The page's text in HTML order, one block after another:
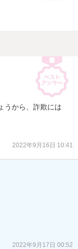
うから、詐欺には
2022年9月16日 10:41
2022年9月17日 00:52